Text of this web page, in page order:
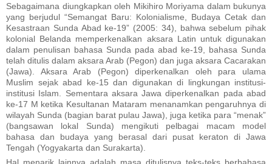
Sebagaimana diungkapkan oleh Mikihiro Moriyama dalam bukunya
yang berjudul “Semangat Baru: Kolonialisme, Budaya Cetak dan
Kesastraan Sunda Abad ke-19” (2005: 34), bahwa sebelum pihak
kolonial Belanda memperkenalkan aksara Latin untuk digunakan
dalam penulisan bahasa Sunda pada abad ke-19, bahasa Sunda
telah ditulis dalam aksara Arab (Pegon) dan juga aksara Cacarakan
(Jawa). Aksara Arab (Pegon) diperkenalkan oleh para ulama
Muslim sejak abad ke-15 dan digunakan di lingkungan institusi-
institusi Islam. Sementara aksara Jawa diperkenalkan pada abad
ke-17 M ketika Kesultanan Mataram menanamkan pengaruhnya di
wilayah Sunda (bagian barat pulau Jawa), juga ketika para “menak”
(bangsawan lokal Sunda) mengikuti pelbagai macam model
bahasa dan budaya yang berasal dari pusat keraton di Jawa
Tengah (Yogyakarta dan Surakarta).
Hal menarik lainnya adalah masa ditulisnya teks-teks berbahasa